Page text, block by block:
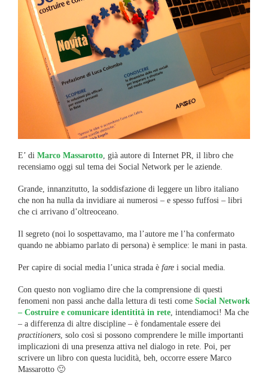
E’ di Marco Massarotto , già autore di Internet PR, il libro che
recensiamo oggi sul tema dei Social Network per le aziende.
Grande, innanzitutto, la soddisfazione di leggere un libro italiano
che non ha nulla da invidiare ai numerosi – e spesso fuffosi – libri
che ci arrivano d’oltreoceano.
Il segreto (noi lo sospettavamo, ma l’autore me l’ha confermato
quando ne abbiamo parlato di persona) è semplice: le mani in pasta.
Per capire di social media l’unica strada è fare i social media.
Con questo non vogliamo dire che la comprensione di questi
fenomeni non passi anche dalla lettura di testi come Social Network
– Costruire e comunicare identitità in rete , intendiamoci! Ma che
– a differenza di altre discipline – è fondamentale essere dei
practitioners , solo così si possono comprendere le mille importanti
implicazioni di una presenza attiva nel dialogo in rete. Poi, per
scrivere un libro con questa lucidità, beh, occorre essere Marco
Massarotto 🙂